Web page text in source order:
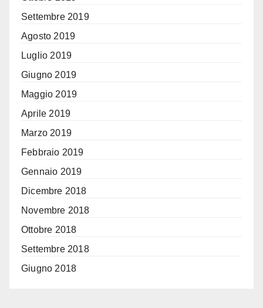
Settembre 2019
Agosto 2019
Luglio 2019
Giugno 2019
Maggio 2019
Aprile 2019
Marzo 2019
Febbraio 2019
Gennaio 2019
Dicembre 2018
Novembre 2018
Ottobre 2018
Settembre 2018
Giugno 2018